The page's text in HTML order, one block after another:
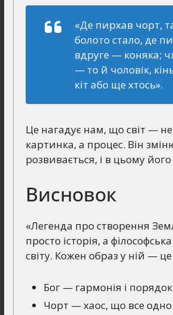
«Де пирхав чорт,
болото стало, де
вдруге — коняка;
— то й чоловік,
кіт або ще хтось».
Це нагадує нам, що світ —
картинка, а процес. Він
розвивається, і в цьому його
Висновок
«Легенда про створення
просто історія, а
світу. Кожен образ у ній —
Бог — гармонія і
Чорт — хаос, що все